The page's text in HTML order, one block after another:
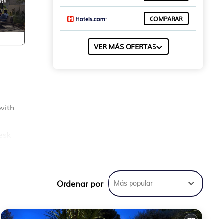
COMPARAR
VER MÁS OFERTAS
Ordenar por Más popular